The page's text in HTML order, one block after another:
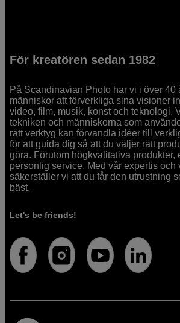
För kreatören sedan 1982
På Scandinavian Photo har vi i över 40
människor att förverkliga sina visioner
video, film, musik, konst och teknologi.
tekniken och människorna som
rätt verktyg kan förvandla idéer till
för att guida dig så att du väljer rätt
göra. Förutom högkvalitativa produkter,
personlig service. Med vår expertis och
säkerställer vi att du får den utrustning
bäst.
Let's be friends!